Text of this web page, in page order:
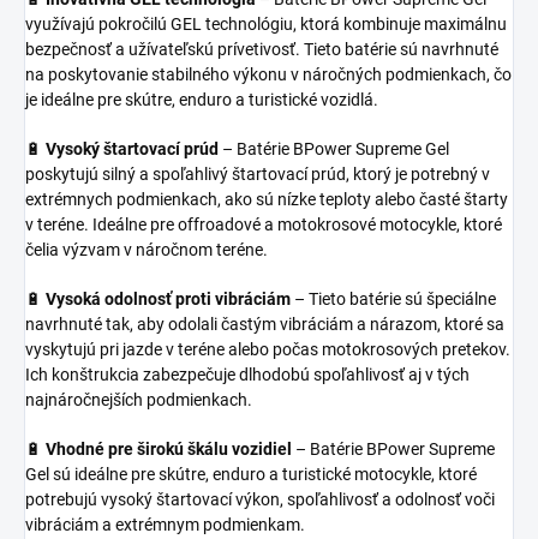
využívajú pokročilú GEL technológiu, ktorá kombinuje maximálnu
bezpečnosť a užívateľskú prívetivosť. Tieto batérie sú navrhnuté
na poskytovanie stabilného výkonu v náročných podmienkach, čo
je ideálne pre skútre, enduro a turistické vozidlá.
🔋 Vysoký štartovací prúd – Batérie BPower Supreme Gel
poskytujú silný a spoľahlivý štartovací prúd, ktorý je potrebný v
extrémnych podmienkach, ako sú nízke teploty alebo časté štarty
v teréne. Ideálne pre offroadové a motokrosové motocykle, ktoré
čelia výzvam v náročnom teréne.
🔋 Vysoká odolnosť proti vibráciám – Tieto batérie sú špeciálne
navrhnuté tak, aby odolali častým vibráciám a nárazom, ktoré sa
vyskytujú pri jazde v teréne alebo počas motokrosových pretekov.
Ich konštrukcia zabezpečuje dlhodobú spoľahlivosť aj v tých
najnáročnejších podmienkach.
🔋 Vhodné pre širokú škálu vozidiel – Batérie BPower Supreme
Gel sú ideálne pre skútre, enduro a turistické motocykle, ktoré
potrebujú vysoký štartovací výkon, spoľahlivosť a odolnosť voči
vibráciám a extrémnym podmienkam.